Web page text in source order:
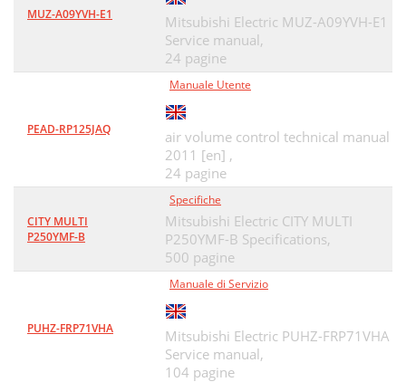
MUZ-A09YVH-E1
Mitsubishi Electric MUZ-A09YVH-E1
Service manual,
24 pagine
PEAD-RP125JAQ
Manuale Utente
air volume control technical manual
2011 [en] ,
24 pagine
CITY MULTI
P250YMF-B
Specifiche
Mitsubishi Electric CITY MULTI
P250YMF-B Specifications,
500 pagine
PUHZ-FRP71VHA
Manuale di Servizio
Mitsubishi Electric PUHZ-FRP71VHA
Service manual,
104 pagine